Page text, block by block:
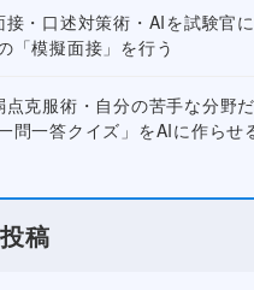
接・口述対策術・AIを試験官
「模擬面接」を行う
点克服術・自分の苦手な分野
問一答クイズ」をAIに作らせ
稿